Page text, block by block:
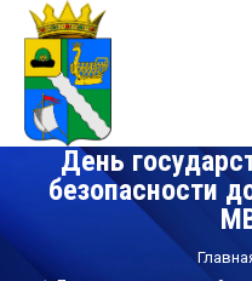
День
безопасности
Вы здесь: